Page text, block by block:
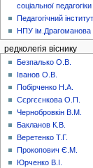
соціальної педагогіки
Педагогічний інститут
НПУ ім.Драгоманова
редколегія віснику
Безпалько О.В.
Іванов О.В.
Побірченко Н.А.
Сєргєєнкова О.П.
Чернобровкін В.М.
Бакланов К.В.
Веретенко Т.Г.
Прокопович Є.М.
Юрченко В.І.